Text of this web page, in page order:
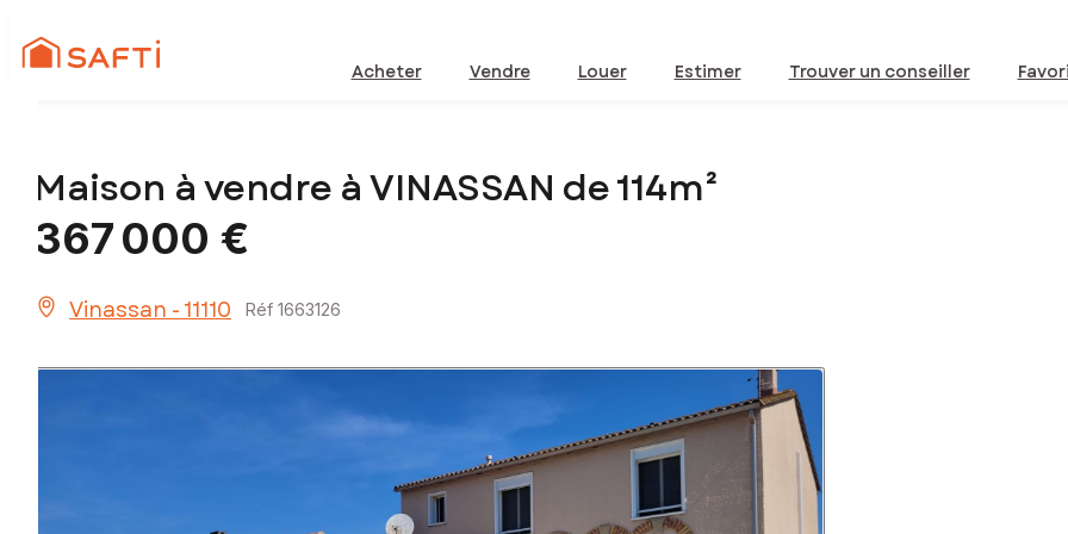
Acheter Vendre Louer Estimer Trouver un conseiller
Maison à vendre à VINASSAN de 114m²
367 000 €
Vinassan - 11110 Réf 1663126